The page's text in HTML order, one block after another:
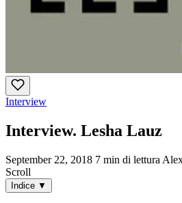
Interview
Interview. Lesha Lauz
September 22, 2018 7 min di lettura
Scroll
Indice ▼